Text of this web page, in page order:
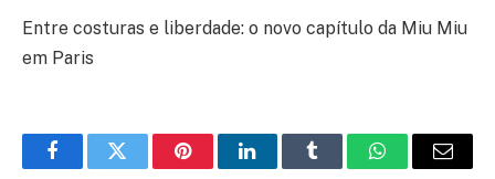
Entre costuras e liberdade: o novo capítulo da Miu Miu
em Paris
FacebookTwitter PinterestLinkedInTumblr WhatsApp
E-